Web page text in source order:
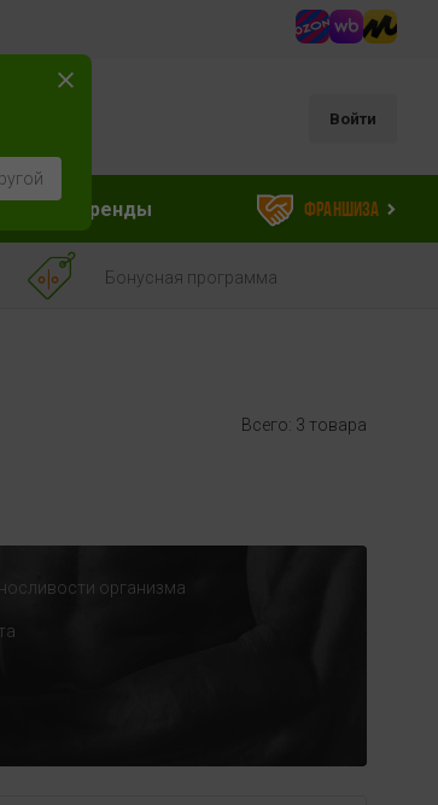
Войти
Бренды Франшиза
Бонусная программа
Всего: 3 товара
организма